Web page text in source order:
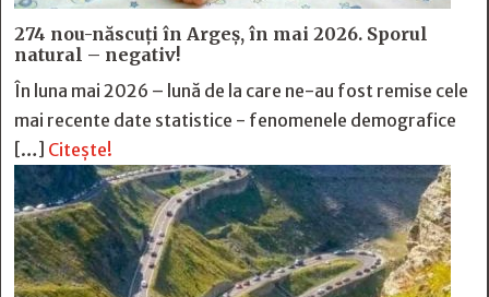
274 nou-născuți în Argeș, în mai 2026. Sporul
natural – negativ!
În luna mai 2026 – lună de la care ne-au fost remise cele
mai recente date statistice - fenomenele demografice
[…] Citește!